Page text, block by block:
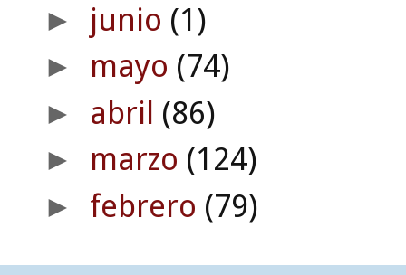
► junio (1)
► mayo (74)
► abril (86)
► marzo (124)
► febrero (79)